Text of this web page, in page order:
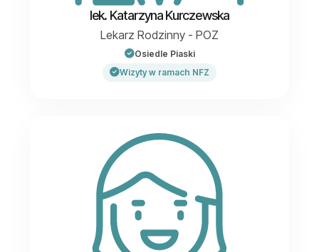
lek. Katarzyna Kurczewska
Lekarz Rodzinny - POZ
Osiedle Piaski
Wizyty w ramach NFZ